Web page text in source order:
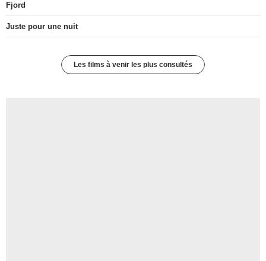
Fjord
Juste pour une nuit
Les films à venir les plus consultés